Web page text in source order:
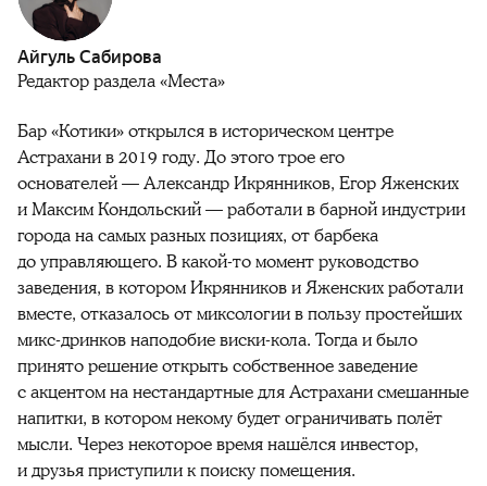
Айгуль Сабирова
Редактор раздела «Места»
Бар «Котики» открылся в историческом центре
Астрахани в 2019 году. До этого трое его
основателей — Александр Икрянников, Егор Яженских
и Максим Кондольский — работали в барной индустрии
города на самых разных позициях, от барбека
до управляющего. В какой-то момент руководство
заведения, в котором Икрянников и Яженских работали
вместе, отказалось от миксологии в пользу простейших
микс-дринков наподобие виски-кола. Тогда и было
принято решение открыть собственное заведение
с акцентом на нестандартные для Астрахани смешанные
напитки, в котором некому будет ограничивать полёт
мысли. Через некоторое время нашёлся инвестор,
и друзья приступили к поиску помещения.